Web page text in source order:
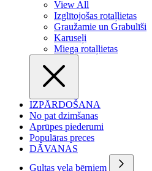
View All
Izglītojošas rotaļlietas
Graužamie un Grabulīši
Karuseļi
Miega rotaļlietas
IZPĀRDOŠANA
No pat dzimšanas
Aprūpes piederumi
Populāras preces
DĀVANAS
Gultas veļa bērniem